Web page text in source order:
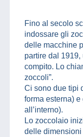
Fino al secolo
indossare gli
delle macchine
partire dal
compito. Lo
zoccoli”.
Ci sono due tipi
forma esterna)
all’interno).
Lo zoccolaio
delle